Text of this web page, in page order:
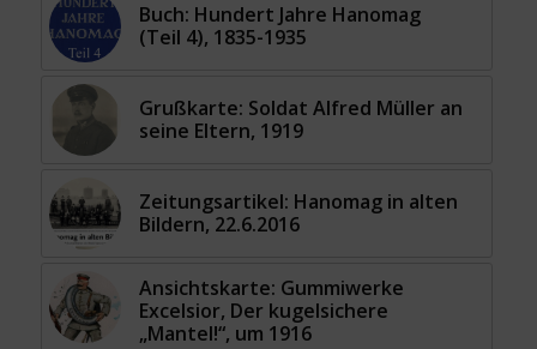
Buch: Hundert Jahre Hanomag
(Teil 4), 1835-1935
Grußkarte: Soldat Alfred Müller an
seine Eltern, 1919
Zeitungsartikel: Hanomag in alten
Bildern, 22.6.2016
Ansichtskarte: Gummiwerke
Excelsior, Der kugelsichere
„Mantel!“, um 1916